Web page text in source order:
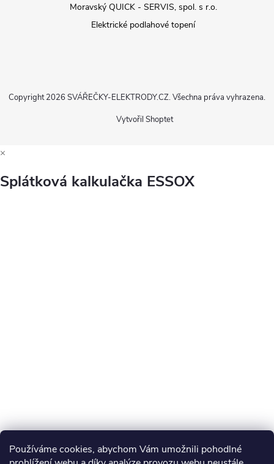
Používáme cookies, abychom Vám umožnili pohodlné
Moravský QUICK - SERVIS, spol. s r.o.
Elektrické podlahové topení
Vytvořil Shoptet
Copyright 2026 SVÁŘEČKY-ELEKTRODY.CZ. Všechna práva vyhrazena.
×
Splátková kalkulačka ESSOX